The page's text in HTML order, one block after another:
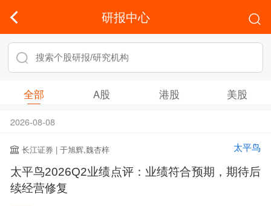
研报中心
全部 A股 港股 美股
2026-08-08
长江证券 | 于旭辉,魏杏梓 太平鸟
太平鸟2026Q2业绩点评：业绩符合预期，期待后
续经营修复